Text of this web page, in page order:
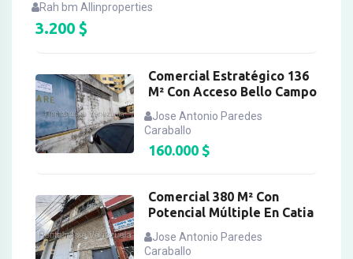
Rah bm Allinproperties
3.200 $
Comercial Estratégico 136
M² Con Acceso Bello Campo
Jose Antonio Paredes
Caraballo
160.000$
Comercial 380 M² Con
Potencial Múltiple En Catia
Jose Antonio Paredes
Caraballo